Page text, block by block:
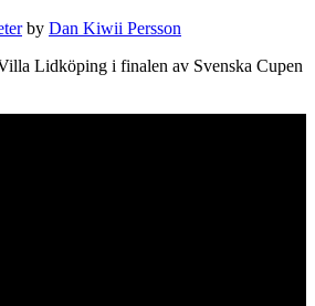
by Dan Kiwii Persson
Lidköping i finalen av Svenska Cupen